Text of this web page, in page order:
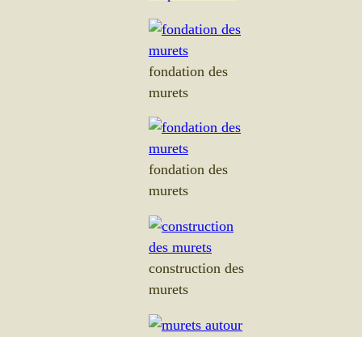
fondation des
murets
fondation des
murets
construction des
murets